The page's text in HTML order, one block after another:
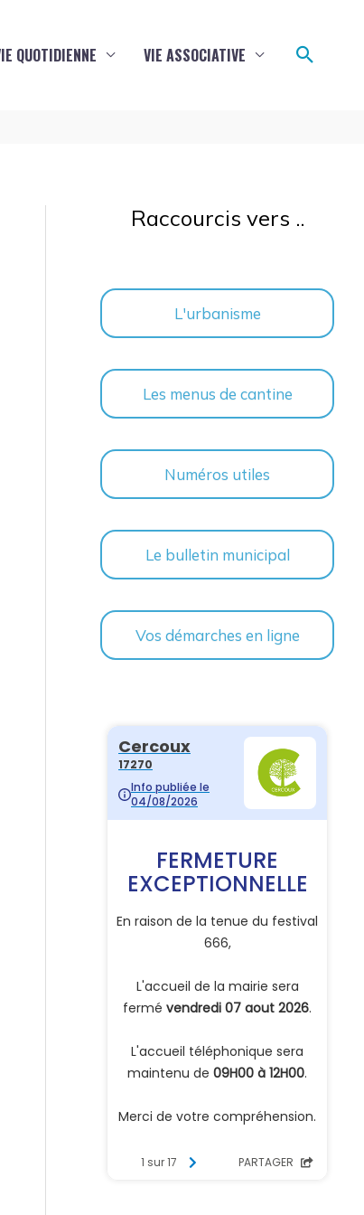
QUOTIDIENNE VIE ASSOCIATIVE
Raccourcis vers ..
L'urbanisme
Les menus de cantine
Numéros utiles
Le bulletin municipal
Vos démarches en ligne